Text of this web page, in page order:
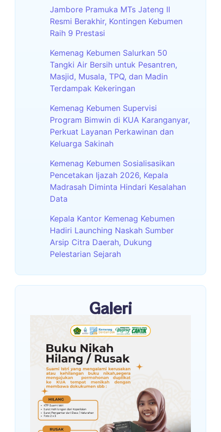
Jambore Pramuka MTs Jateng II
Resmi Berakhir, Kontingen Kebumen
Raih 9 Prestasi
Kemenag Kebumen Salurkan 50
Tangki Air Bersih untuk Pesantren,
Masjid, Musala, TPQ, dan Madin
Terdampak Kekeringan
Kemenag Kebumen Supervisi
Program Bimwin di KUA Karanganyar,
Perkuat Layanan Perkawinan dan
Keluarga Sakinah
Kemenag Kebumen Sosialisasikan
Pencetakan Ijazah 2026, Kepala
Madrasah Diminta Hindari Kesalahan
Data
Kepala Kantor Kemenag Kebumen
Hadiri Launching Naskah Sumber
Arsip Citra Daerah, Dukung
Pelestarian Sejarah
Galeri